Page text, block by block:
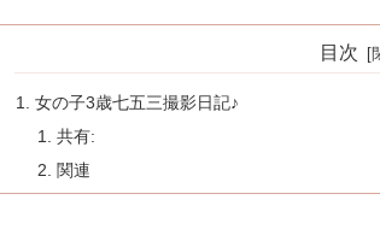
目次
女の子3歳七五三撮影日記♪
共有:
関連